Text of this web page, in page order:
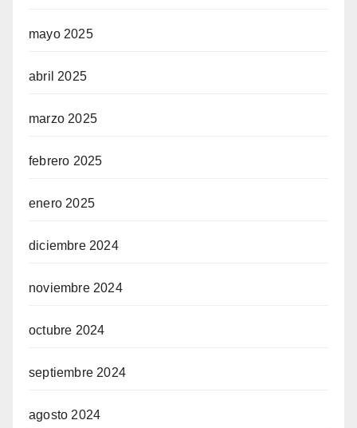
mayo 2025
abril 2025
marzo 2025
febrero 2025
enero 2025
diciembre 2024
noviembre 2024
octubre 2024
septiembre 2024
agosto 2024